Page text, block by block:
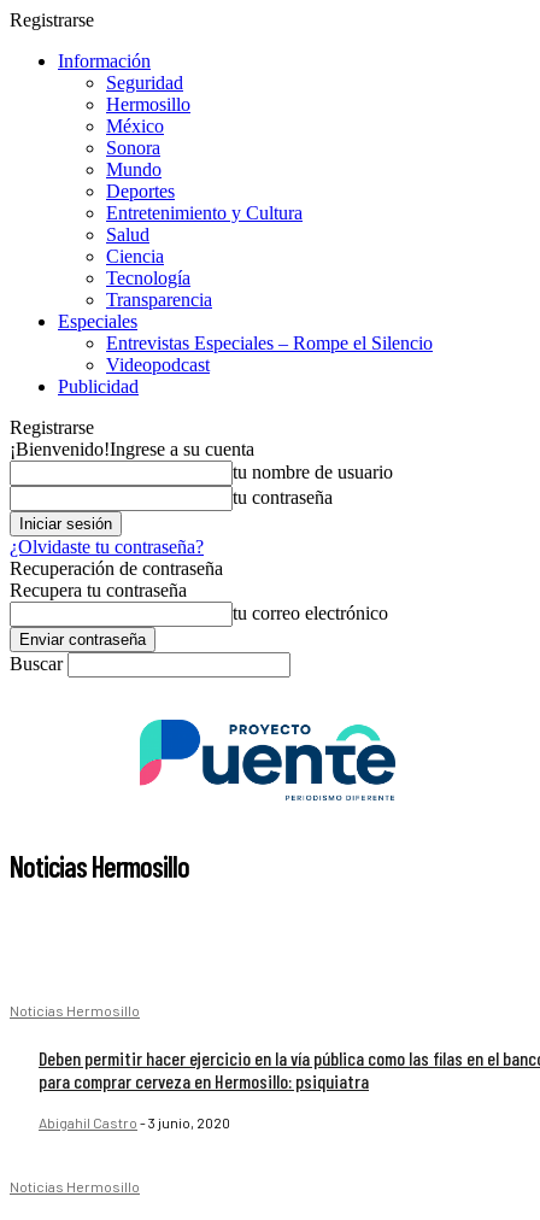
Registrarse
Información
Seguridad
Hermosillo
México
Sonora
Mundo
Deportes
Entretenimiento y Cultura
Salud
Ciencia
Tecnología
Transparencia
Especiales
Entrevistas Especiales – Rompe el Silencio
Videopodcast
Publicidad
Registrarse
¡Bienvenido!Ingrese a su cuenta
tu nombre de usuario
tu contraseña
¿Olvidaste tu contraseña?
Recuperación de contraseña
Recupera tu contraseña
tu correo electrónico
Buscar
Noticias Hermosillo
Noticias Hermosillo
Deben permitir hacer ejercicio en la vía pública como las filas en el
para comprar cerveza en Hermosillo: psiquiatra
Abigahil Castro -3 junio, 2020
Noticias Hermosillo